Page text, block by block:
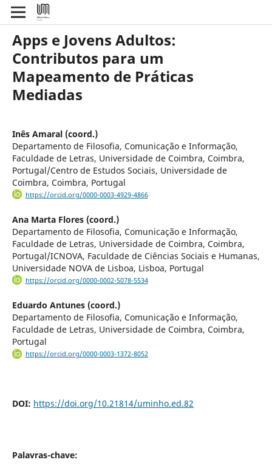
Apps e Jovens Adultos:
Contributos para um
Mapeamento de Práticas
Mediadas
Inês Amaral (coord.)
Departamento de Filosofia, Comunicação e Informação,
Faculdade de Letras, Universidade de Coimbra, Coimbra,
Portugal/Centro de Estudos Sociais, Universidade de
Coimbra, Coimbra, Portugal
https://orcid.org/0000-0003-4929-4866
Ana Marta Flores (coord.)
Departamento de Filosofia, Comunicação e Informação,
Faculdade de Letras, Universidade de Coimbra, Coimbra,
Portugal/ICNOVA, Faculdade de Ciências Sociais e Humanas,
Universidade NOVA de Lisboa, Lisboa, Portugal
https://orcid.org/0000-0002-5078-5534
Eduardo Antunes (coord.)
Departamento de Filosofia, Comunicação e Informação,
Faculdade de Letras, Universidade de Coimbra, Coimbra,
Portugal
https://orcid.org/0000-0003-1372-8052
DOI: https://doi.org/10.21814/uminho.ed.82
Palavras-chave: